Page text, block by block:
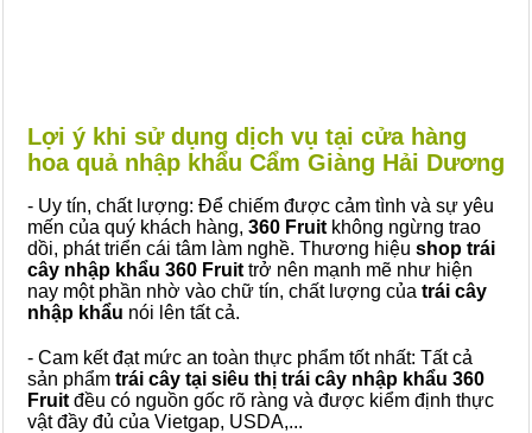
Lợi ý khi sử dụng dịch vụ tại cửa hàng
hoa quả nhập khẩu Cẩm Giàng Hải Dương
- Uy tín, chất lượng: Để chiếm được cảm tình và sự yêu
mến của quý khách hàng, 360 Fruit không ngừng trao
dồi, phát triển cái tâm làm nghề. Thương hiệu shop trái
cây nhập khẩu 360 Fruit trở nên mạnh mẽ như hiện
nay một phần nhờ vào chữ tín, chất lượng của trái cây
nhập khẩu nói lên tất cả.
- Cam kết đạt mức an toàn thực phẩm tốt nhất: Tất cả
sản phẩm trái cây tại siêu thị trái cây nhập khẩu 360
Fruit đều có nguồn gốc rõ ràng và được kiểm định thực
vật đầy đủ của Vietgap, USDA,...